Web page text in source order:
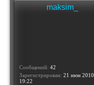
maksim_
Сообщений: 42
Зарегистрирован: 21 июн 2010,
19:22